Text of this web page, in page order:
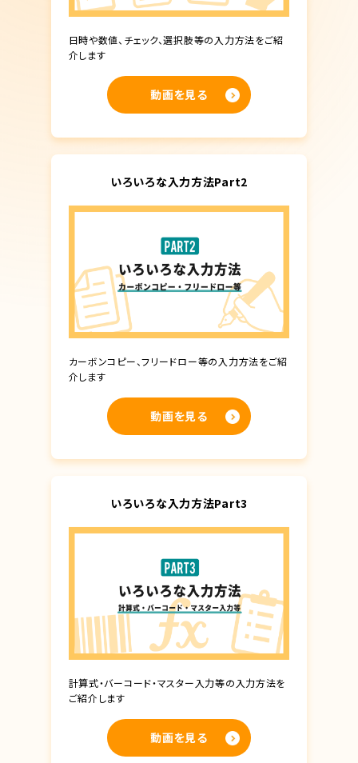
日時や数値、チェック、選択肢等の入力方法をご紹
介します
動画を見る
いろいろな入力方法Part2
カーボンコピー、フリードロー等の入力方法をご紹
介します
動画を見る
いろいろな入力方法Part3
計算式・バーコード・マスター入力等の入力方法を
ご紹介します
動画を見る